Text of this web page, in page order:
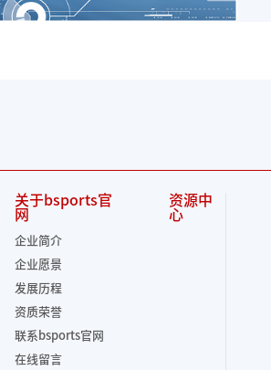
关于bsports官
网
企业简介
企业愿景
发展历程
资质荣誉
联系bsports官网
在线留言
资源中
心